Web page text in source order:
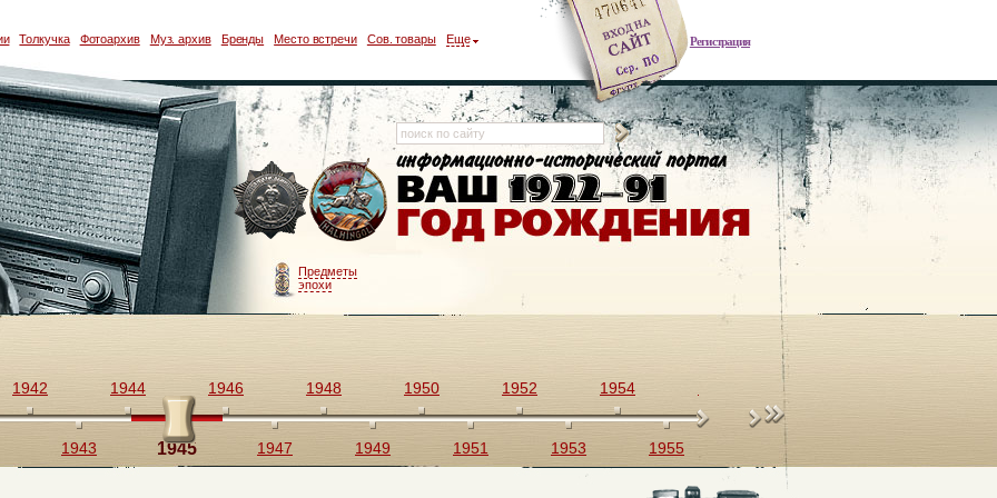
Регистрация
Толкучка Фотоархив Муз. архив Бренды Место встречи Сов. товары Еще
Предметы
эпохи
1942
1943
1944
1945
1946
1947
1948
1949
1950
1951
1952
1953
1954
1955